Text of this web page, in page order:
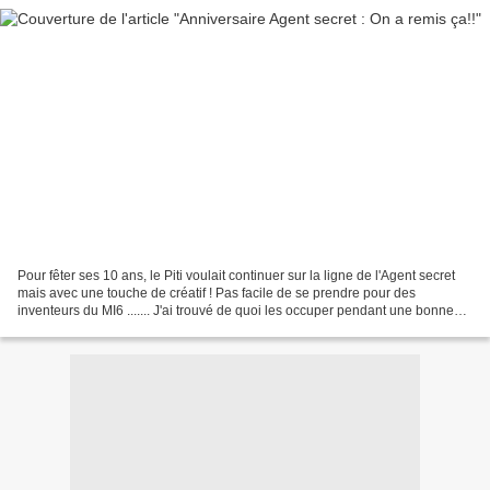
Pour fêter ses 10 ans, le Piti voulait continuer sur la ligne de l'Agent secret
mais avec une touche de créatif ! Pas facile de se prendre pour des
inventeurs du MI6 ....... J'ai trouvé de quoi les occuper pendant une bonne